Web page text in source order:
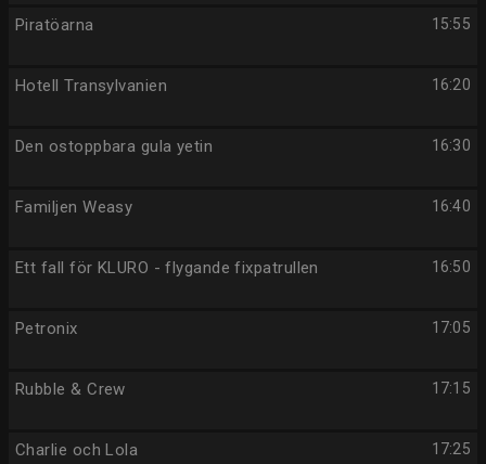
15:55
Piratöarna
16:20
Hotell Transylvanien
16:30
Den ostoppbara gula yetin
16:40
Familjen Weasy
16:50
Ett fall för KLURO - flygande fixpatrullen
17:05
Petronix
17:15
Rubble & Crew
17:25
Charlie och Lola